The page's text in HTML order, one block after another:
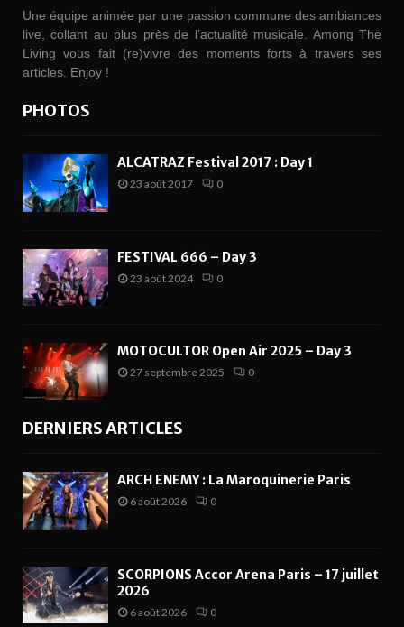
Une équipe animée par une passion commune des ambiances
live, collant au plus près de l’actualité musicale. Among The
Living vous fait (re)vivre des moments forts à travers ses
articles. Enjoy !
PHOTOS
ALCATRAZ Festival 2017 : Day 1
23 août 2017 0
FESTIVAL 666 – Day 3
23 août 2024 0
MOTOCULTOR Open Air 2025 – Day 3
27 septembre 2025 0
DERNIERS ARTICLES
ARCH ENEMY : La Maroquinerie Paris
6 août 2026 0
SCORPIONS Accor Arena Paris – 17 juillet
2026
6 août 2026 0